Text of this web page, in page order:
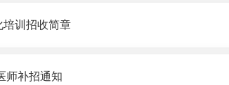
培训招收简章
师补招通知